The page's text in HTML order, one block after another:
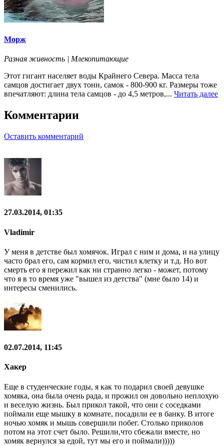
Морж
Разная живность | Млекопитающие
Этот гигант населяет воды Крайнего Севера. Масса тела
самцов достигает двух тонн, самок - 800-900 кг. Размеры тоже
впечатляют: длина тела самцов - до 4,5 метров,... Читать далее
Комментарии
Оставить комментарий
27.03.2014, 01:35
Vladimir
У меня в детстве был хомячок. Играл с ним и дома, и на улицу
часто брал его, сам кормил его, чистил клетку и т.д. Но вот
смерть его я пережил как ни странно легко - может, потому
что я в то время уже "вышел из детства" (мне было 14) и
интересы сменились.
02.07.2014, 11:45
Хакер
Еще в студенческие годы, я как то подарил своей девушке
хомяка, она была очень рада, и прожил он довольно неплохую
и веселую жизнь. Был прикол такой, что они с соседками
поймали еще мышку в комнате, посадили ее в банку. В итоге
ночью хомяк и мышь совершили побег. Столько приколов
потом на этот счет было. Решили,что сбежали вместе, но
хомяк вернулся за едой, тут мы его и поймали)))))